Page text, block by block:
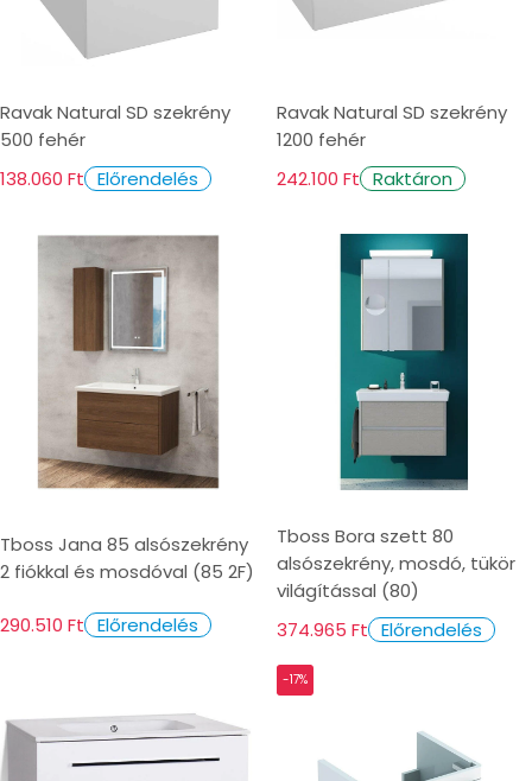
Ravak Natural SD szekrény
500 fehér
138.060 Ft Előrendelés
Ravak Natural SD szekrény
1200 fehér
242.100 Ft Raktáron
Tboss Jana 85 alsószekrény
2 fiókkal és mosdóval (85 2F)
290.510 Ft Előrendelés
Tboss Bora szett 80
alsószekrény, mosdó, tükör
világítással (80)
374.965 Ft Előrendelés
-17%